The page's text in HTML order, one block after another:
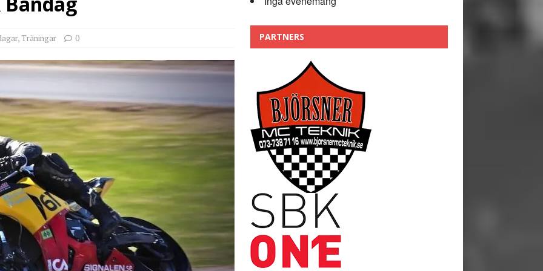
Trackdays 2026 Fullbokat – tack för ert stora intresse!
, Träningar 0 PARTNERS